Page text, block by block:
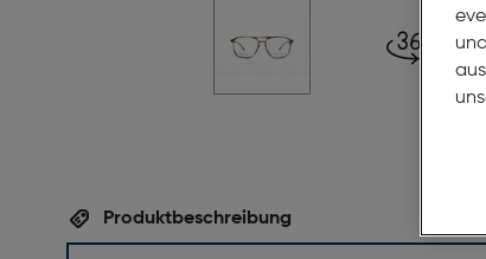
Produktbeschreibung